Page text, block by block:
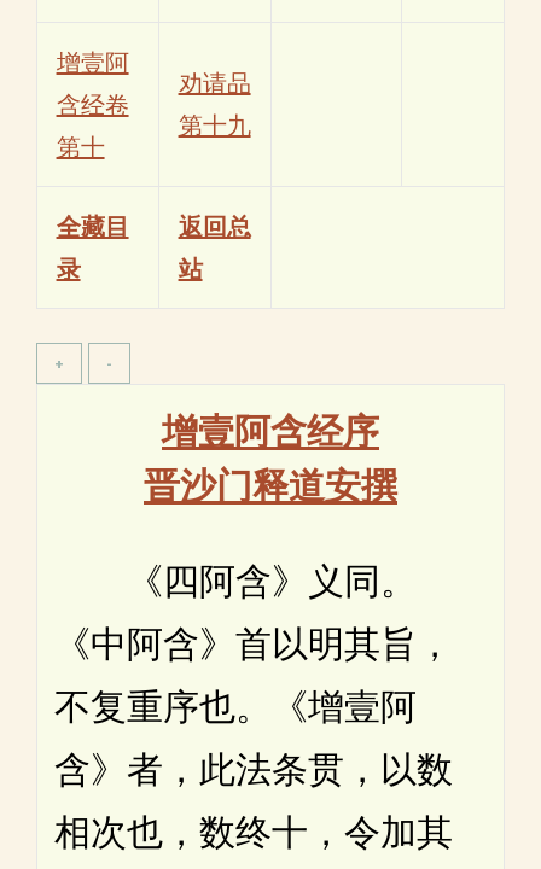
增壹阿
含经卷
第十
劝请品
第十九
全藏目
录
返回总
站
增壹阿含经序
晋沙门释道安撰
《四阿含》义同。
《中阿含》首以明其旨，
不复重序也。《增壹阿
含》者，此法条贯，以数
相次也，数终十，令加其